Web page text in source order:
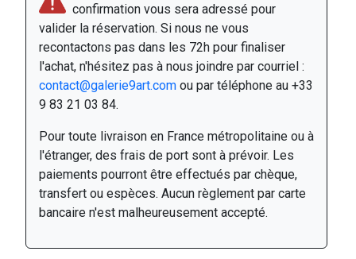
confirmation vous sera adressé pour
valider la réservation. Si nous ne vous
recontactons pas dans les 72h pour finaliser
l'achat, n'hésitez pas à nous joindre par courriel :
contact@galerie9art.com ou par téléphone au +33
9 83 21 03 84.
Pour toute livraison en France métropolitaine ou à
l'étranger, des frais de port sont à prévoir. Les
paiements pourront être effectués par chèque,
transfert ou espèces. Aucun règlement par carte
bancaire n'est malheureusement accepté.